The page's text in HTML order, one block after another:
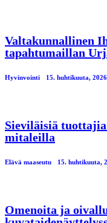
Valtakunnallinen
tapahtumaillan
Hyvinvointi 15. huhtikuuta, 2026
Sieviläisiä
mitaleilla
Elävä maaseutu 15. huhtikuuta,
Omenoita ja